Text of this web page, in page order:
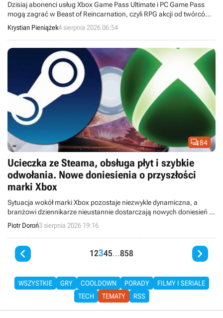
Dzisiaj abonenci usług Xbox Game Pass Ultimate i PC Game Pass
mogą zagrać w Beast of Reincarnation, czyli RPG akcji od twórców
serii Pokemon.
Krystian Pieniążek4 sierpnia 2026 06:54
84
Ucieczka ze Steama, obsługa płyt i szybkie
odwołania. Nowe doniesienia o przyszłości
marki Xbox
Sytuacja wokół marki Xbox pozostaje niezwykle dynamiczna, a
branżowi dziennikarze nieustannie dostarczają nowych doniesień o
planach Microsoftu.
Piotr Doroń3 sierpnia 2026 19:16
 12345...858 
WSZYSTKIE GRY COOLDOWN PORADY
FILMY I SERIALE
TECH
TEMATY RSS